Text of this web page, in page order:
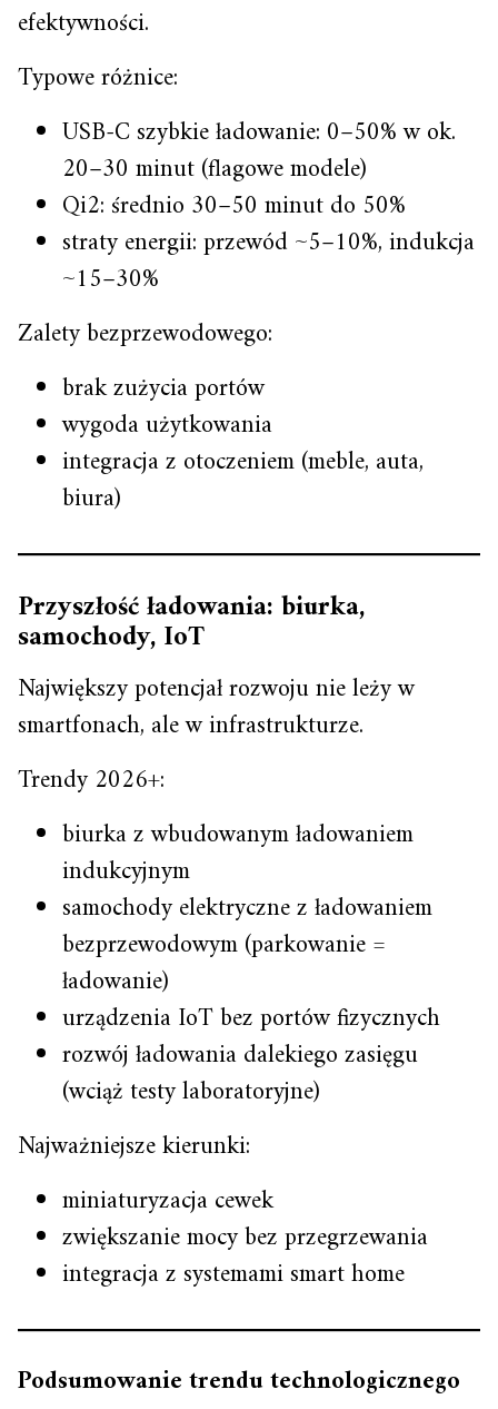
efektywności.
Typowe różnice:
USB-C szybkie ładowanie: 0–50% w ok.
20–30 minut (flagowe modele)
Qi2: średnio 30–50 minut do 50%
straty energii: przewód ~5–10%, indukcja
~15–30%
Zalety bezprzewodowego:
brak zużycia portów
wygoda użytkowania
integracja z otoczeniem (meble, auta,
biura)
Przyszłość ładowania: biurka,
samochody, IoT
Największy potencjał rozwoju nie leży w
smartfonach, ale w infrastrukturze.
Trendy 2026+:
biurka z wbudowanym ładowaniem
indukcyjnym
samochody elektryczne z ładowaniem
bezprzewodowym (parkowanie =
ładowanie)
urządzenia IoT bez portów fizycznych
rozwój ładowania dalekiego zasięgu
(wciąż testy laboratoryjne)
Najważniejsze kierunki:
miniaturyzacja cewek
zwiększanie mocy bez przegrzewania
integracja z systemami smart home
Podsumowanie trendu technologicznego